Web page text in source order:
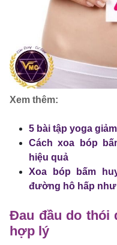
Xem thêm:
5 bài tập yoga
Cách xoa bóp
hiệu quả
Xoa bóp bấm
đường hô hấp như
Đau đầu do thói
hợp lý